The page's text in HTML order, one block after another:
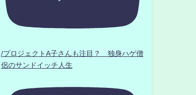
/プロジェクトA子さんも注目？ 独身ハゲ僧
侶のサンドイッチ人生